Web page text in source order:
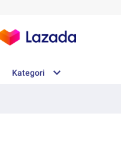
Kategori